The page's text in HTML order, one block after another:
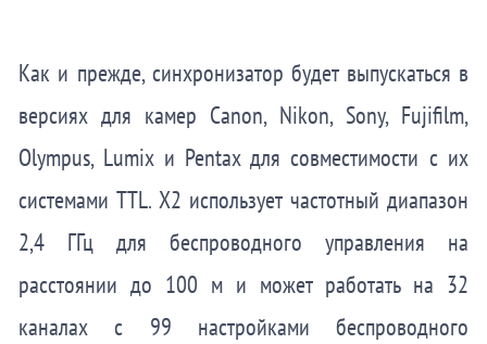
Как и прежде, синхронизатор будет выпускаться в
версиях для камер Canon, Nikon, Sony, Fujifilm,
Olympus, Lumix и Pentax для совместимости с их
системами TTL. X2 использует частотный диапазон
2,4 ГГц для беспроводного управления на
расстоянии до 100 м и может работать на 32
каналах с 99 настройками беспроводного